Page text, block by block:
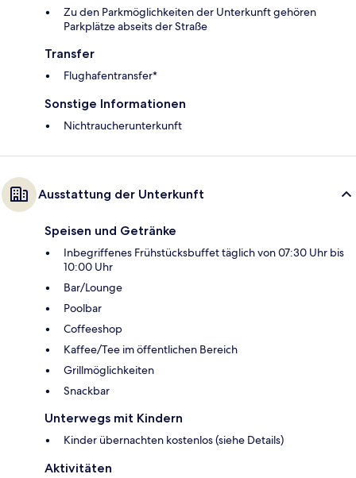
Zu den Parkmöglichkeiten der Unterkunft gehören
Parkplätze abseits der Straße
Transfer
Flughafentransfer*
Sonstige Informationen
Nichtraucherunterkunft
Ausstattung der Unterkunft
Speisen und Getränke
Inbegriffenes Frühstücksbuffet täglich von 07:30 Uhr bis
10:00 Uhr
Bar/Lounge
Poolbar
Coffeeshop
Kaffee/Tee im öffentlichen Bereich
Grillmöglichkeiten
Snackbar
Unterwegs mit Kindern
Kinder übernachten kostenlos (siehe Details)
Aktivitäten